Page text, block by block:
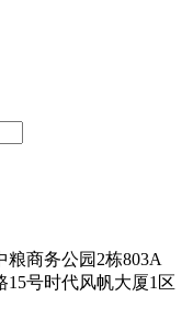
商务公园2栋803A
号时代风帆大厦1区